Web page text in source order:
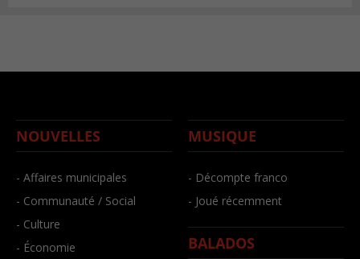
NOUVELLES
- Affaires municipales
- Communauté / Social
- Culture
- Économie
MUSIQUE
- Décompte franco
- Joué récemment
BALADOS